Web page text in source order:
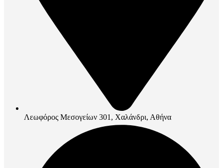
Λεωφόρος Μεσογείων 301, Χαλάνδρι, Αθήνα